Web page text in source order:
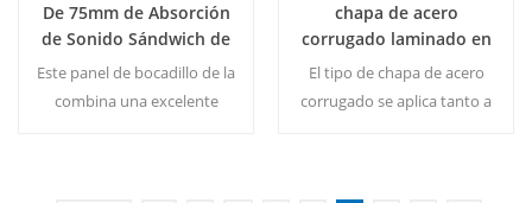
De 75mm de Absorción
de Sonido Sándwich de
lana de Roca Panel de la
Techumbre de la PU con
Este panel de bocadillo de la
combina una excelente
chapa de acero
corrugado laminado en
frío para construir
techos
El tipo de chapa de acero
corrugado se aplica tanto a